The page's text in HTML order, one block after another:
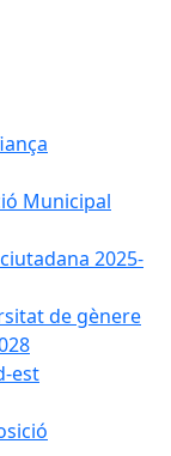
Municipal
2025-
de gènere
est